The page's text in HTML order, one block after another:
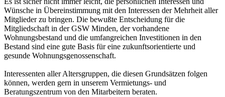
Wünsche in Übereinstimmung mit den Interessen der Mehrheit aller
Mitglieder zu bringen. Die bewußte Entscheidung für die
Mitgliedschaft in der GSW Minden, der vorhandene
Wohnungsbestand und die umfangreichen Investitionen in den
Bestand sind eine gute Basis für eine zukunftsorientierte und
gesunde Wohnungsgenossenschaft.
Interessenten aller Altersgruppen, die diesen Grundsätzen folgen
können, werden gern in unserem Vermietungs- und
Beratungszentrum von den Mitarbeitern beraten.